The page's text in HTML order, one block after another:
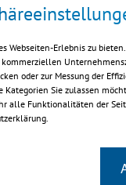
v12.02
Webseiten-Erlebnis zu
oder zur Messung der
Sie zulassen
alle Funktionalitäten der